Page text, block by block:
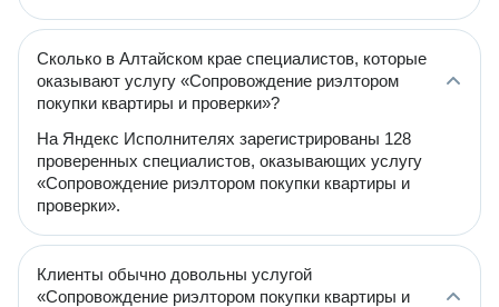
Сколько в Алтайском крае специалистов, которые
оказывают услугу «Сопровождение риэлтором
покупки квартиры и проверки»?
На Яндекс Исполнителях зарегистрированы 128
проверенных специалистов, оказывающих услугу
«Сопровождение риэлтором покупки квартиры и
проверки».
Клиенты обычно довольны услугой
«Сопровождение риэлтором покупки квартиры и